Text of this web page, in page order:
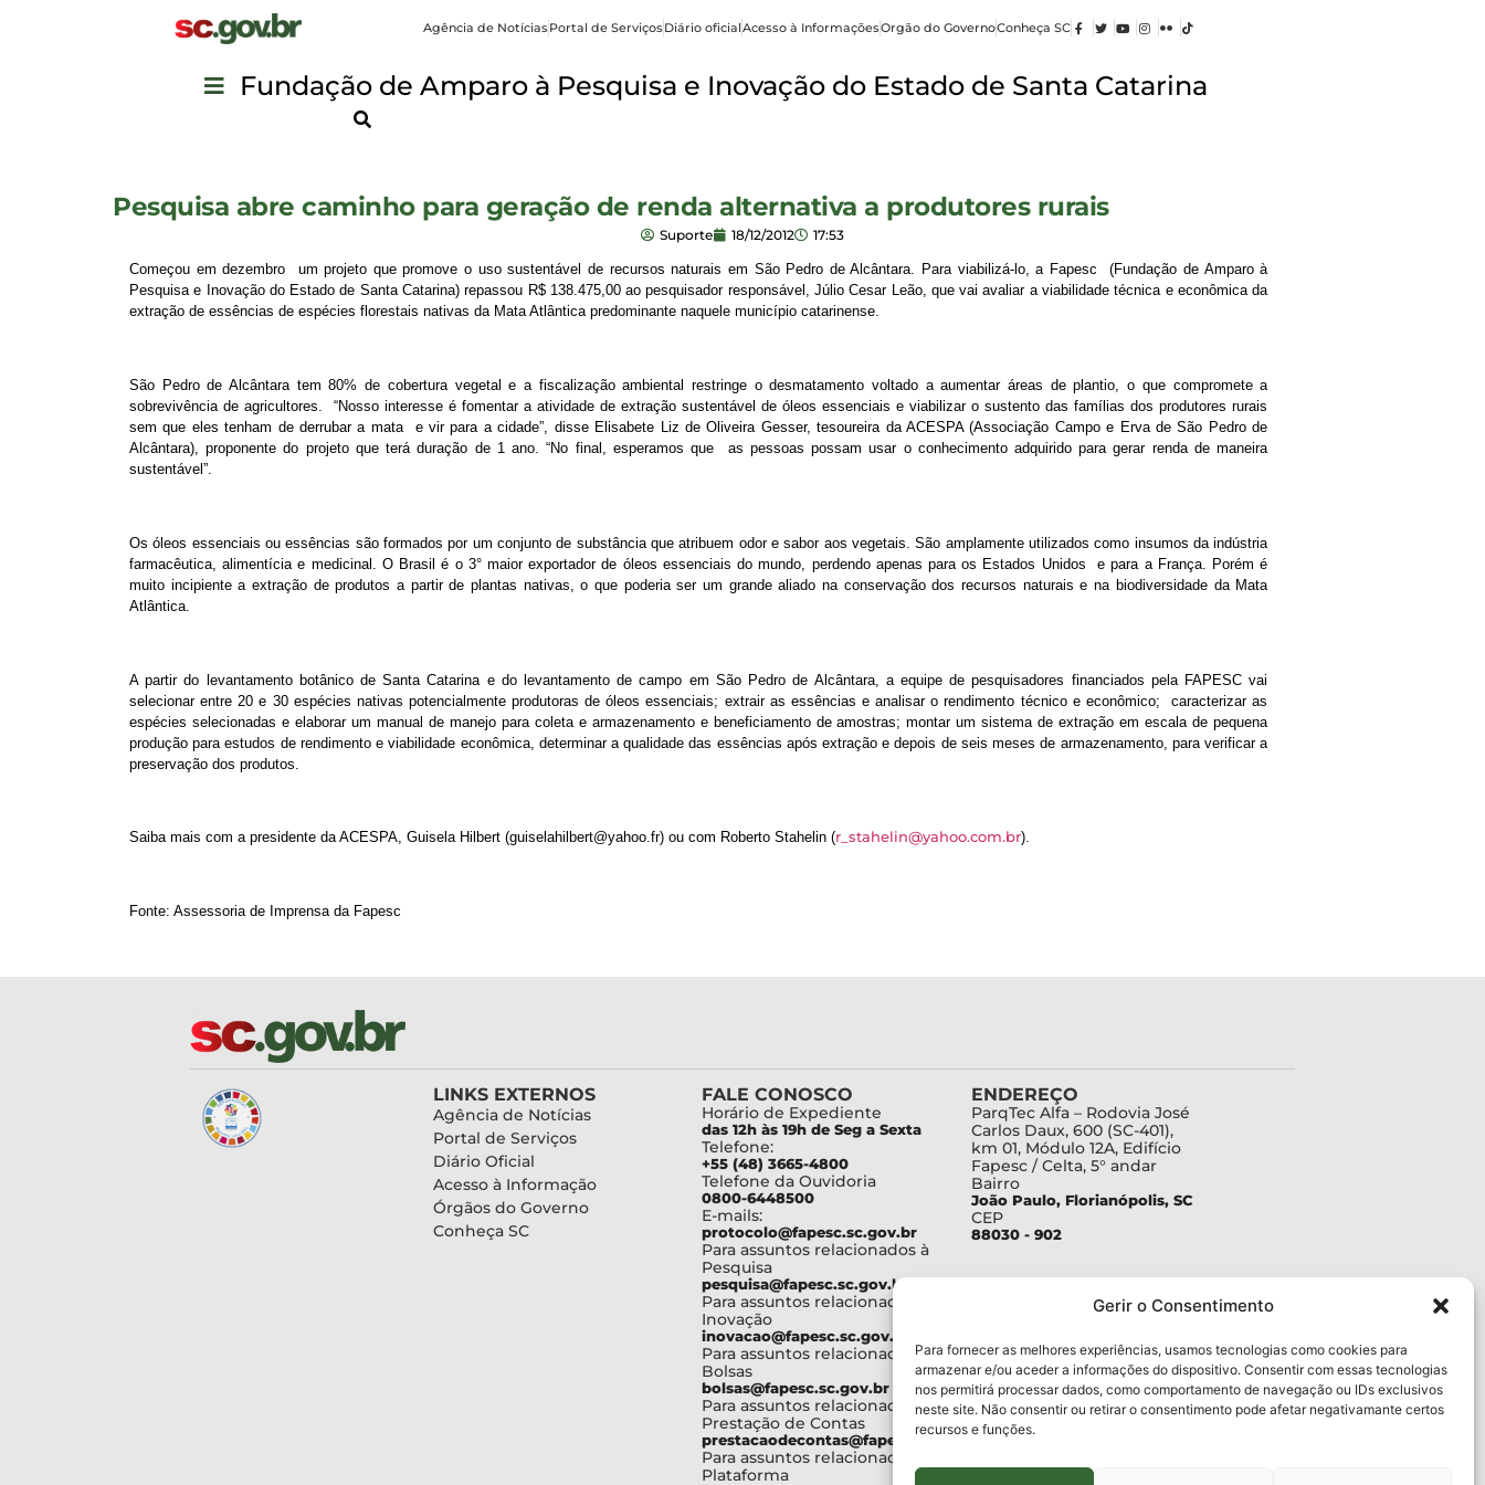
Gerir o Consentimento
Para fornecer as melhores experiências, usamos tecnologias como cookies para
armazenar e/ou aceder a informações do dispositivo. Consentir com essas tecnologias
nos permitirá processar dados, como comportamento de navegação ou IDs exclusivos
neste site. Não consentir ou retirar o consentimento pode afetar negativamante certos
recursos e funções.
Agência de NotíciasPortal de ServiçosDiário oficialAcesso à InformaçõesOrgão do GovernoConheça SC
Fundação de Amparo à Pesquisa e Inovação do Estado de Santa Catarina
Pesquisa abre caminho para geração de renda alternativa a produtores rurais
Suporte 18/12/2012 17:53
Começou em dezembro um projeto que promove o uso sustentável de recursos naturais em São Pedro de Alcântara. Para viabilizá-lo, a Fapesc (Fundação de Amparo à
Pesquisa e Inovação do Estado de Santa Catarina) repassou R$ 138.475,00 ao pesquisador responsável, Júlio Cesar Leão, que vai avaliar a viabilidade técnica e econômica da
extração de essências de espécies florestais nativas da Mata Atlântica predominante naquele município catarinense.
São Pedro de Alcântara tem 80% de cobertura vegetal e a fiscalização ambiental restringe o desmatamento voltado a aumentar áreas de plantio, o que compromete a
sobrevivência de agricultores. “Nosso interesse é fomentar a atividade de extração sustentável de óleos essenciais e viabilizar o sustento das famílias dos produtores rurais
sem que eles tenham de derrubar a mata e vir para a cidade”, disse Elisabete Liz de Oliveira Gesser, tesoureira da ACESPA (Associação Campo e Erva de São Pedro de
Alcântara), proponente do projeto que terá duração de 1 ano. “No final, esperamos que as pessoas possam usar o conhecimento adquirido para gerar renda de maneira
sustentável”.
Os óleos essenciais ou essências são formados por um conjunto de substância que atribuem odor e sabor aos vegetais. São amplamente utilizados como insumos da indústria
farmacêutica, alimentícia e medicinal. O Brasil é o 3° maior exportador de óleos essenciais do mundo, perdendo apenas para os Estados Unidos e para a França. Porém é
muito incipiente a extração de produtos a partir de plantas nativas, o que poderia ser um grande aliado na conservação dos recursos naturais e na biodiversidade da Mata
Atlântica.
A partir do levantamento botânico de Santa Catarina e do levantamento de campo em São Pedro de Alcântara, a equipe de pesquisadores financiados pela FAPESC vai
selecionar entre 20 e 30 espécies nativas potencialmente produtoras de óleos essenciais; extrair as essências e analisar o rendimento técnico e econômico; caracterizar as
espécies selecionadas e elaborar um manual de manejo para coleta e armazenamento e beneficiamento de amostras; montar um sistema de extração em escala de pequena
produção para estudos de rendimento e viabilidade econômica, determinar a qualidade das essências após extração e depois de seis meses de armazenamento, para verificar a
preservação dos produtos.
Saiba mais com a presidente da ACESPA, Guisela Hilbert (guiselahilbert@yahoo.fr) ou com Roberto Stahelin (r_stahelin@yahoo.com.br).
Fonte: Assessoria de Imprensa da Fapesc
LINKS EXTERNOS
Agência de Notícias
Portal de Serviços
Diário Oficial
Acesso à Informação
Órgãos do Governo
Conheça SC
FALE CONOSCO
Horário de Expediente
das 12h às 19h de Seg a Sexta
Telefone:
+55 (48) 3665-4800
Telefone da Ouvidoria
0800-6448500
E-mails:
protocolo@fapesc.sc.gov.br
Para assuntos relacionados à
Pesquisa
pesquisa@fapesc.sc.gov.br
Para assuntos relacionados à
Inovação
inovacao@fapesc.sc.gov.br
Para assuntos relacionados à
Bolsas
bolsas@fapesc.sc.gov.br
Para assuntos relacionados à
Prestação de Contas
prestacaodecontas@fapesc.sc.gov.br
Para assuntos relacionados à
Plataforma
ENDEREÇO
ParqTec Alfa – Rodovia José
Carlos Daux, 600 (SC-401),
km 01, Módulo 12A, Edifício
Fapesc / Celta, 5° andar
Bairro
João Paulo, Florianópolis, SC
CEP
88030 - 902